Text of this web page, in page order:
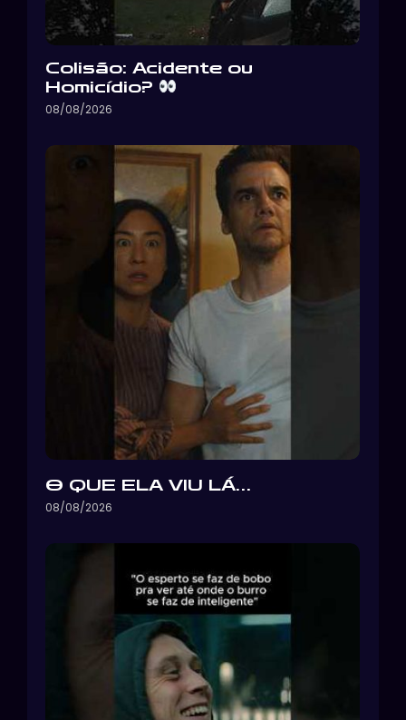
Colisão: Acidente ou
Homicídio?
08/08/2026
O QUE ELA VIU LÁ…
08/08/2026